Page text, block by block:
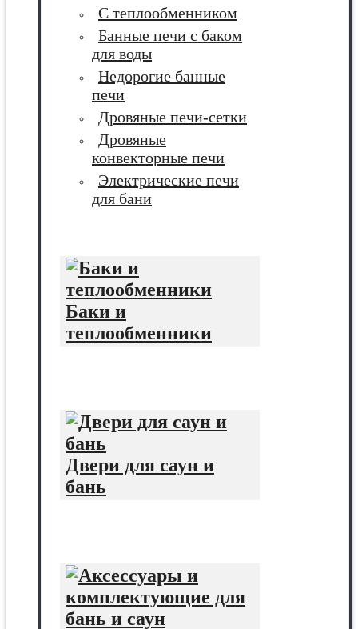
С теплообменником
Банные печи с баком
для воды
Недорогие банные
печи
Дровяные печи-сетки
Дровяные
конвекторные печи
Электрические печи
для бани
Баки и
теплообменники
Двери для саун и
бань